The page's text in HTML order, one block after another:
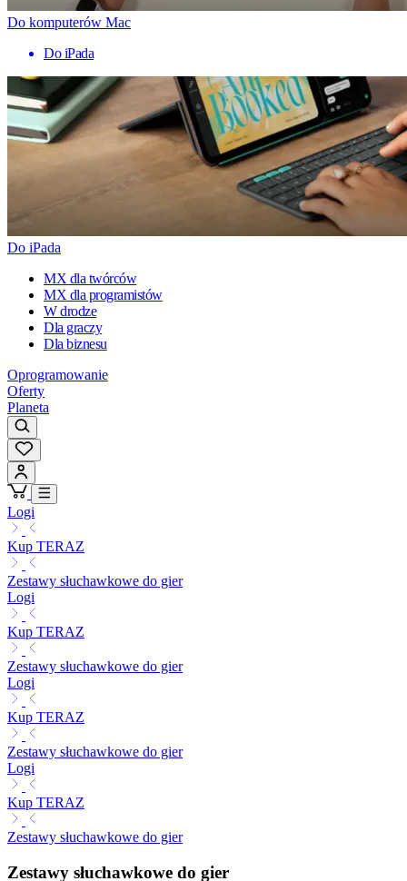
Do komputerów Mac
Do iPada
Do iPada
MX dla twórców
MX dla programistów
W drodze
Dla graczy
Dla biznesu
Oprogramowanie
Oferty
Planeta
Logi
Kup TERAZ
Zestawy słuchawkowe do gier
Logi
Kup TERAZ
Zestawy słuchawkowe do gier
Logi
Kup TERAZ
Zestawy słuchawkowe do gier
Logi
Kup TERAZ
Zestawy słuchawkowe do gier
Zestawy słuchawkowe do gier